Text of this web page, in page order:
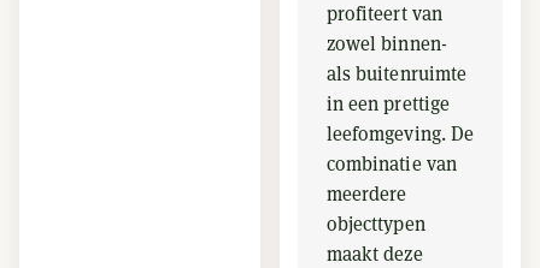
profiteert van
zowel binnen-
als buitenruimte
in een prettige
leefomgeving. De
combinatie van
meerdere
objecttypen
maakt deze